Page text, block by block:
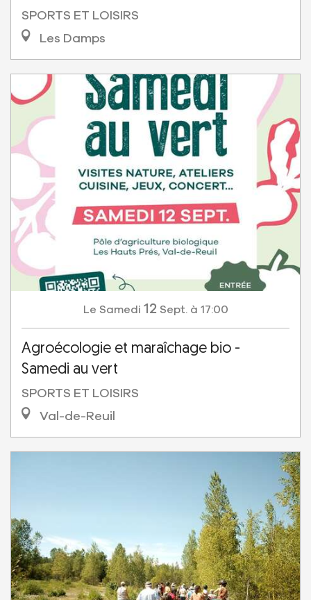
SPORTS ET LOISIRS
Les Damps
Le Samedi 12 Sept. à 17:00
Agroécologie et maraîchage bio -
Samedi au vert
SPORTS ET LOISIRS
Val-de-Reuil